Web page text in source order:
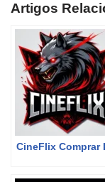
Artigos
CineFlix Comprar